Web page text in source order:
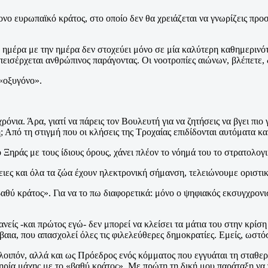
κράτος, στο οποίο δεν θα χρειάζεται να γνωρίζεις
με την ημέρα δεν στοχεύει μόνο σε μία καλύτερη
ανθρώπινος παράγοντας. Οι νοοτροπίες αιώνων,
Άρα, γιατί να πάρεις τον Βουλευτή για να ζητήσεις να βγει
Από τη στιγμή που οι κλήσεις της Τροχαίας επιδίδονται αυτόματα
με τους ίδιους όρους, χάνει πλέον το νόημά του το
και όλα τα ζώα έχουν ηλεκτρονική σήμανση, τελειώνουμε
κράτος». Για να το πω διαφορετικά: μόνο ο ψηφιακός
-και πρώτος εγώ- δεν μπορεί να κλείσει τα μάτια του στην
που απασχολεί όλες τις φιλελεύθερες δημοκρατίες. Εμείς,
αλλά και ως Πρόεδρος ενός κόμματος που εγγυάται τη
μάχης με το «βαθύ κράτος». Με πρώτη τη δική μου παράταξη να